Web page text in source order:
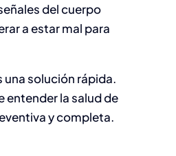
del cuerpo
a estar mal para
una solución rápida.
entender la salud de
y completa.